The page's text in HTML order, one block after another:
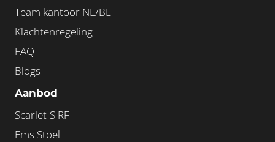
Team kantoor NL/BE
Klachtenregeling
FAQ
Blogs
Aanbod
Scarlet-S RF
Ems Stoel